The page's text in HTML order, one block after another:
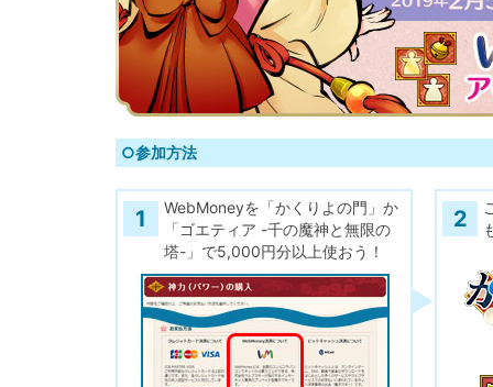
○参加方法
1
WebMoneyを「かくりよの門」か
「ゴエティア -千の魔神と無限の
塔-」で5,000円分以上使おう！
2